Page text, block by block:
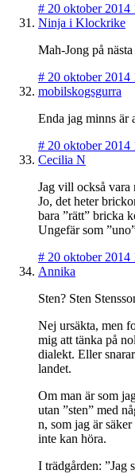
# 20 oktober 2014
Ninja i Klockrike
Mah-Jong på
# 20 oktober 2014
mobilskogsgurra
Enda jag minns är
# 20 oktober 2014
Cecilia N
Jag vill också vara
Jo, det heter
bara ”rätt” bricka
Ungefär som
# 20 oktober 2014
Annika
Sten? Sten
Nej ursäkta, men
mig att tänka på
dialekt. Eller
landet.
Om man är som
utan ”sten” med
n, som jag är
inte kan höra.
I trädgården: ”Jag